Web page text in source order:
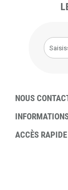
NOUS
ACCÈS RAPIDE